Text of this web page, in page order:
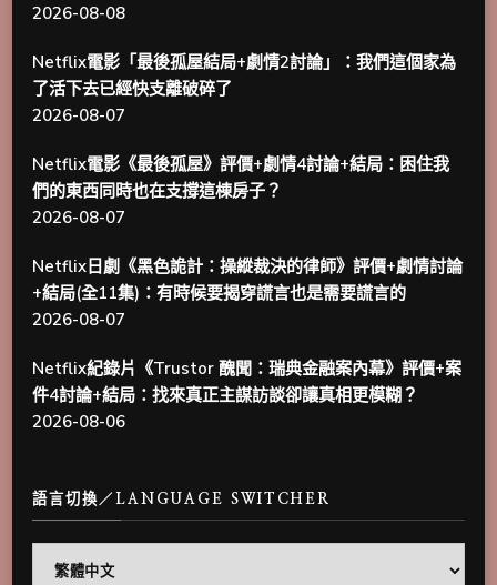
2026-08-08
Netflix電影「最後孤屋結局+劇情2討論」：我們這個家為
了活下去已經快支離破碎了
2026-08-07
Netflix電影《最後孤屋》評價+劇情4討論+結局：困住我
們的東西同時也在支撐這棟房子？
2026-08-07
Netflix日劇《黑色詭計：操縱裁決的律師》評價+劇情討論
+結局(全11集)：有時候要揭穿謊言也是需要謊言的
2026-08-07
Netflix紀錄片《Trustor 醜聞：瑞典金融案內幕》評價+案
件4討論+結局：找來真正主謀訪談卻讓真相更模糊？
2026-08-06
語言切換／LANGUAGE SWITCHER